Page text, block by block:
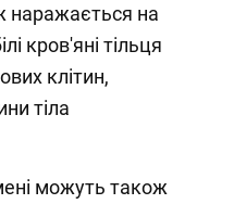
наражається на
кров'яні тільця
клітин,
тіла
можуть також